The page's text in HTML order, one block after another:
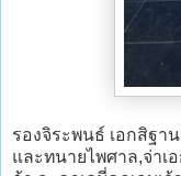
รองจิระพนธ์ เอกสิฐา
และทนายไพศาล,จ่า